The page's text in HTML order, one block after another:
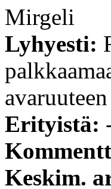
Mirgeli
Lyhyesti:
Erityistä:
Keskim.